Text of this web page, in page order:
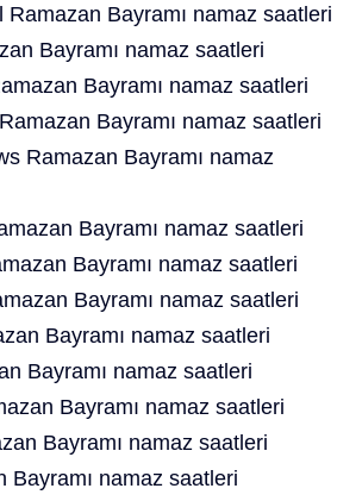
Ramazan Bayramı namaz saatleri
Bayramı namaz saatleri
Bayramı namaz saatleri
Bayramı namaz saatleri
Ramazan Bayramı namaz
Bayramı namaz saatleri
Bayramı namaz saatleri
Bayramı namaz saatleri
Bayramı namaz saatleri
Bayramı namaz saatleri
Bayramı namaz saatleri
Bayramı namaz saatleri
Bayramı namaz saatleri